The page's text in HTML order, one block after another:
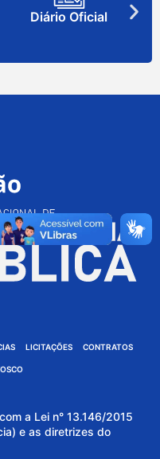
Diário Oficial
LICITAÇÕES CONTRATOS
a Lei n° 13.146/2015
e as diretrizes do